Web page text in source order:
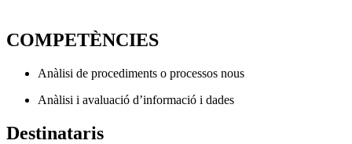
COMPETÈNCIES
Anàlisi de procediments o processos nous
Anàlisi i avaluació d’informació i dades
Destinataris